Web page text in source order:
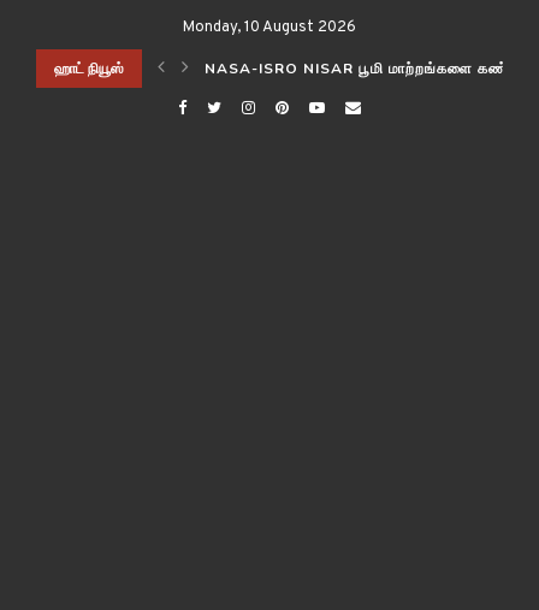
Monday, 10 August 2026
ஹாட் நியூஸ்
விஞ்ஞானிகள்! NASA-ISRO NISAR பூமி மாற்றங்களை